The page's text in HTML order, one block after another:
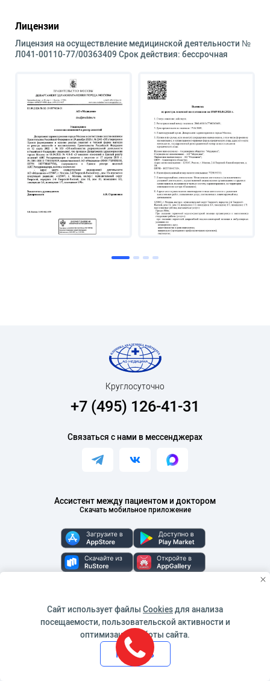
Лицензии
Лицензия на осуществление медицинской деятельности №
Л041-00110-77/00363409 Срок действия: бессрочная
Ассистент между пациентом и доктором
Скачать мобильное приложение
Круглосуточно
+7 (495) 126-41-31
Связаться с нами в мессенджерах
Методы оплаты
Сайт использует файлы Cookiesдля анализа
посещаемости, пользовательской активности и
оптимизации работы сайта.
Принять